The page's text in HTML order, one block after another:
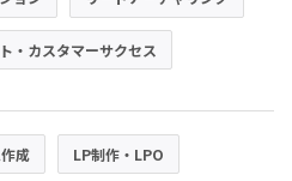
・カスタマーサクセス
成 LP制作・LPO